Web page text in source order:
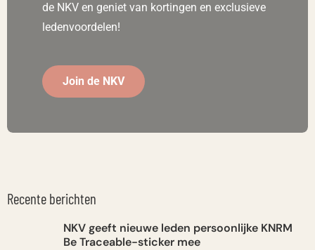
de NKV en geniet van kortingen en exclusieve
ledenvoordelen!
Join de NKV
Recente berichten
NKV geeft nieuwe leden persoonlijke KNRM
Be Traceable-sticker mee